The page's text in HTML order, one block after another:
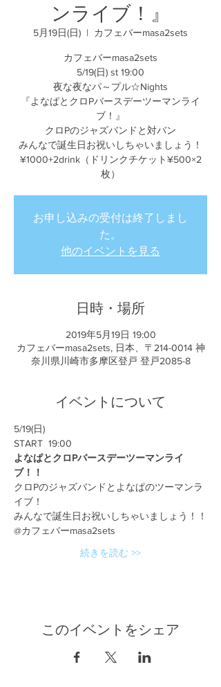
ンライブ！』
5月19日(日)
  |
カフェバーmasa2sets
カフェバーmasa2sets
5/19(日) st 19:00
夜な夜なパ～プル☆Nights
『よなぱとクロPバースデーツーマンライ
ブ！』
クロPのジャズバンドと対バン
みんなで誕生日お祝いしちゃいましょう！
¥1000+2drink（ドリンクチケット¥500×2
枚）
お申し込みの受付は終了しまし
た。
他のイベントを見る
日時・場所
2019年5月19日 19:00
カフェバーmasa2sets, 日本、〒214-0014 神
奈川県川崎市多摩区登戸 登戸2085-8
イベントについて
5/19(日)
START  19:00
よなぱとクロPバースデーツーマンライ
ブ！！
クロPのジャズバンドとよなぱのツーマンラ
イブ！
みんなで誕生日お祝いしちゃいましょう！！
@カフェバーmasa2sets
続きを読む >>
このイベントをシェア